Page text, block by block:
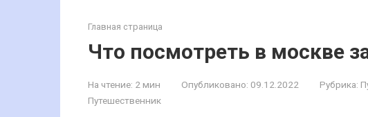
Главная страница
Что посмотреть в москве
На чтение: 2 мин Опубликовано: 09.12.2022 Рубрика:
Путешественник